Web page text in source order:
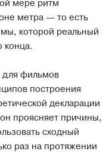
мере ритм
метра — то есть
которой реальный
конца.
фильмов
построения
декларации
проясняет причины,
сходный
раз на протяжении